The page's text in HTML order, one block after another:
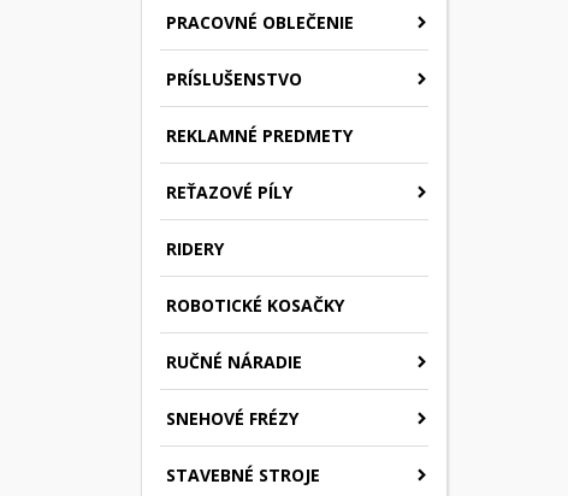
PRACOVNÉ OBLEČENIE
PRÍSLUŠENSTVO
REKLAMNÉ PREDMETY
REŤAZOVÉ PÍLY
RIDERY
ROBOTICKÉ KOSAČKY
RUČNÉ NÁRADIE
SNEHOVÉ FRÉZY
STAVEBNÉ STROJE